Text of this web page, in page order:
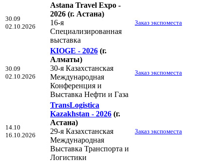
30.09
02.10.2026
Astana Travel Expo -
2026 (г. Астана)
16-я
Специализированная
выставка
Заказ экспоместа
30.09
02.10.2026
KIOGE - 2026 (г.
Алматы)
30-я Казахстанская
Международная
Конференция и
Выставка Нефти и Газа
Заказ экспоместа
14.10
16.10.2026
TransLogistica
Kazakhstan - 2026 (г.
Астана)
29-я Казахстанская
Международная
Выставка Транспорта и
Логистики
Заказ экспоместа